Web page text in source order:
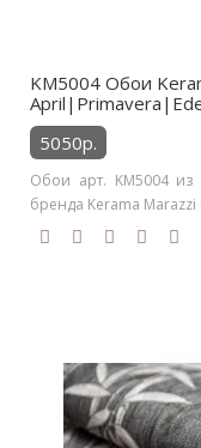
KM5004 Обои
5050р.
Обои арт. KM5004 из
бренда Kerama